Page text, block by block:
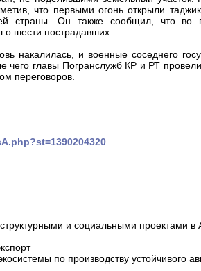
что первыми огонь открыли
страны. Он также сообщил, что во
шести пострадавших.
накалилась, и военные соседнего
чего главы Погранслужб КР и РТ
переговоров.
и социальными проектами в
по производству устойчивого